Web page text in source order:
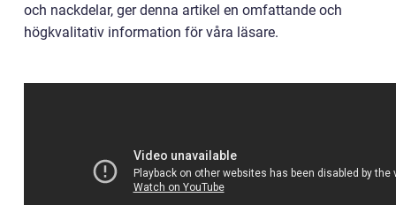
och nackdelar, ger denna artikel en omfattande och
högkvalitativ information för våra läsare.